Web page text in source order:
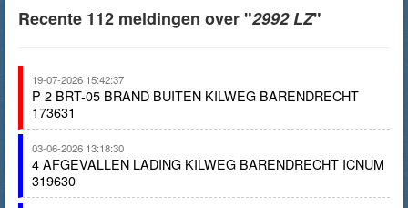
Recente 112 meldingen over "2992 LZ"
19-07-2026 15:42:37
P 2 BRT-05 BRAND BUITEN KILWEG BARENDRECHT
173631
03-06-2026 13:18:30
4 AFGEVALLEN LADING KILWEG BARENDRECHT ICNUM
319630